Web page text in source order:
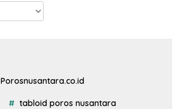
Porosnusantara.co.id
tabloid poros nusantara